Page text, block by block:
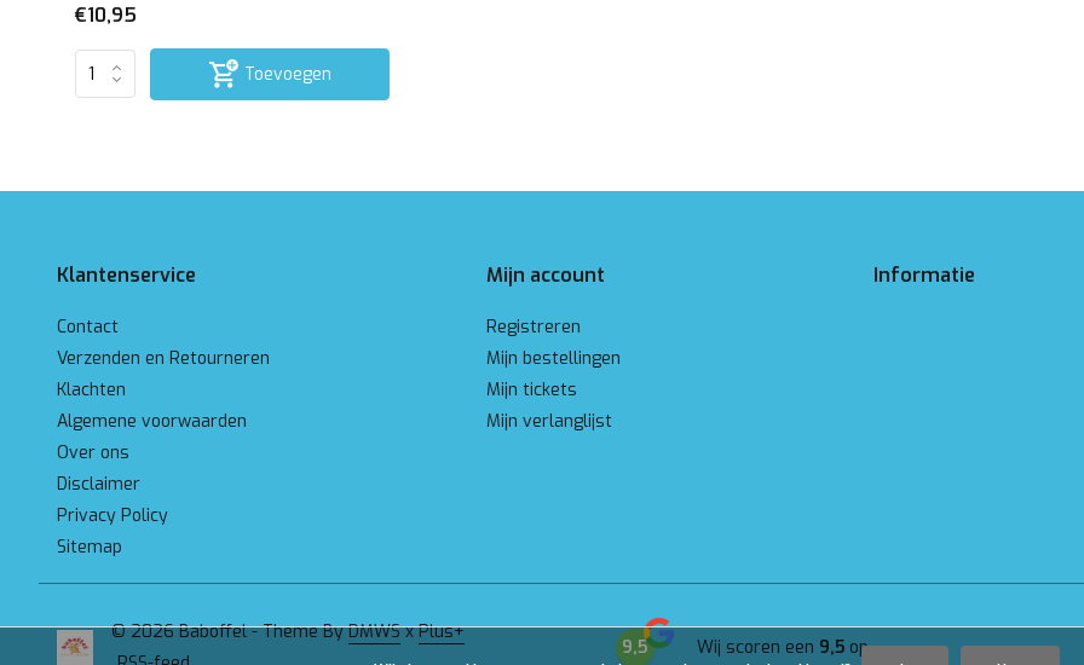
€10,95
Toevoegen
Klantenservice
Contact
Verzenden en Retourneren
Klachten
Algemene voorwaarden
Over ons
Disclaimer
Privacy Policy
Sitemap
Mijn account
Registreren
Mijn bestellingen
Mijn tickets
Mijn verlanglijst
Informatie
© 2026 Baboffel - Theme ByDMWSxPlus+
9,5 Wij scoren een 9,5opGoogle